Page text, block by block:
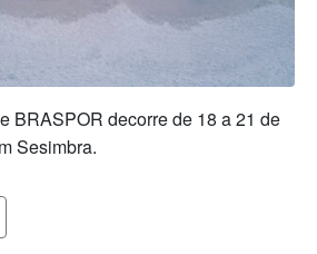
BRASPOR decorre de 18 a 21 de
Sesimbra.